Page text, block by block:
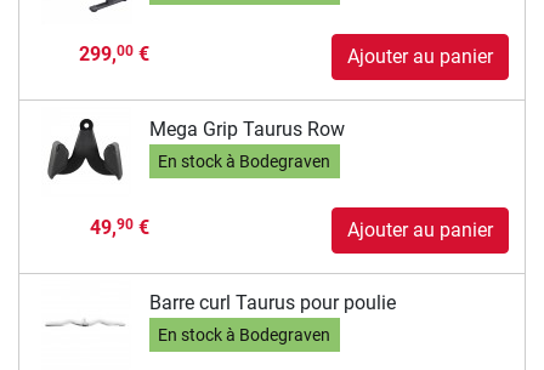
299,00€ Ajouter au panier
Mega Grip Taurus Row
En stock à Bodegraven
49,90€ Ajouter au panier
Barre curl Taurus pour poulie
En stock à Bodegraven